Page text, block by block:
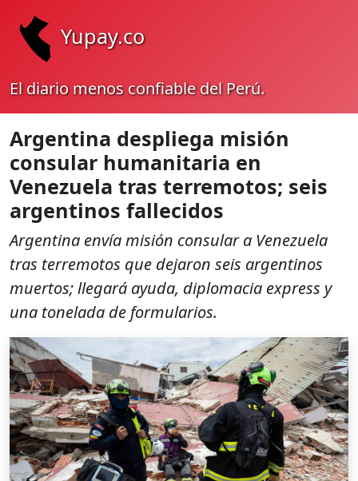
Yupay.co
El diario menos confiable del Perú.
Argentina despliega misión
consular humanitaria en
Venezuela tras terremotos; seis
argentinos fallecidos
Argentina envía misión consular a Venezuela
tras terremotos que dejaron seis argentinos
muertos; llegará ayuda, diplomacia express y
una tonelada de formularios.